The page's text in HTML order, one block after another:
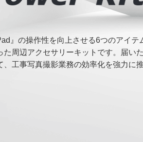
』の操作性を向上させる6つのアイテ
た周辺アクセサリーキットです。届い
、工事写真撮影業務の効率化を強力に